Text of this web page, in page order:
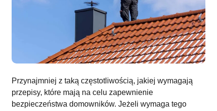
Przynajmniej z taką częstotliwością, jakiej wymagają
przepisy, które mają na celu zapewnienie
bezpieczeństwa domowników. Jeżeli wymaga tego